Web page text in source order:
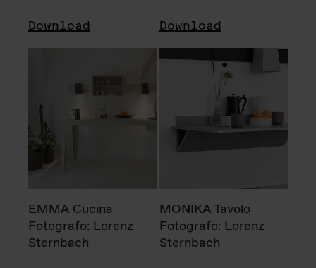
Download Download
EMMA Cucina
Fotografo: Lorenz
Sternbach
MONIKA Tavolo
Fotografo: Lorenz
Sternbach